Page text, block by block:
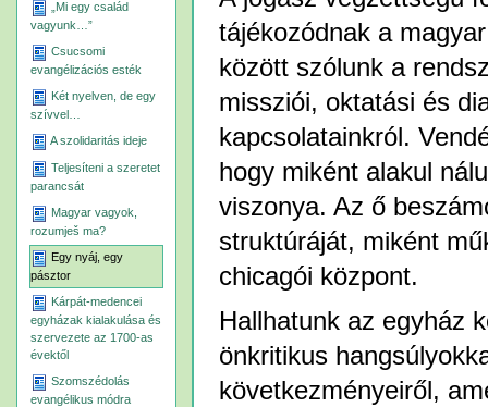
„Mi egy család
vagyunk…”
Csucsomi
evangélizációs esték
Két nyelven, de egy
szívvel…
A szolidaritás ideje
Teljesíteni a szeretet
parancsát
Magyar vagyok,
rozumješ ma?
Egy nyáj, egy
pásztor
Kárpát-medencei
egyházak kialakulása és
szervezete az 1700-as
évektől
Szomszédolás
evangélikus módra
tájékozódnak a
között szólunk a
missziói, oktatási és
kapcsolatainkról.
hogy miként alakul
viszonya. Az ő
struktúráját, miként
chicagói központ.
Hallhatunk az egyház
önkritikus
következményeiről,